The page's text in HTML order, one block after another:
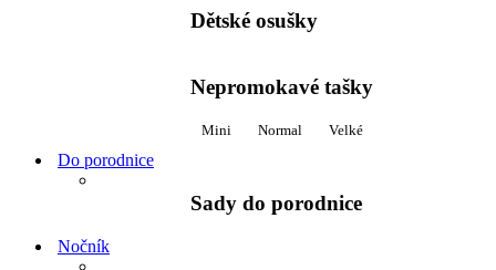
Dětské osušky
Nepromokavé tašky
Mini Normal Velké
Do porodnice
Sady do porodnice
Nočník